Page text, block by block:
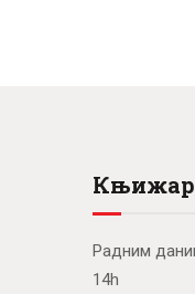
Радним
14h